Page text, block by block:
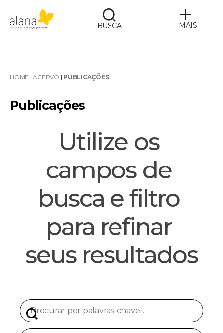
BUSCA MAIS
HOME |ACERVO | PUBLICAÇÕES
Publicações
Utilize os
campos de
busca e filtro
para refinar
seus resultados